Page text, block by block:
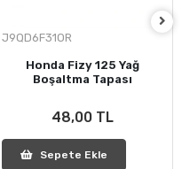
J9QD6F31OR
Honda Fizy 125 Yağ
Boşaltma Tapası
48,00 TL
Sepete Ekle